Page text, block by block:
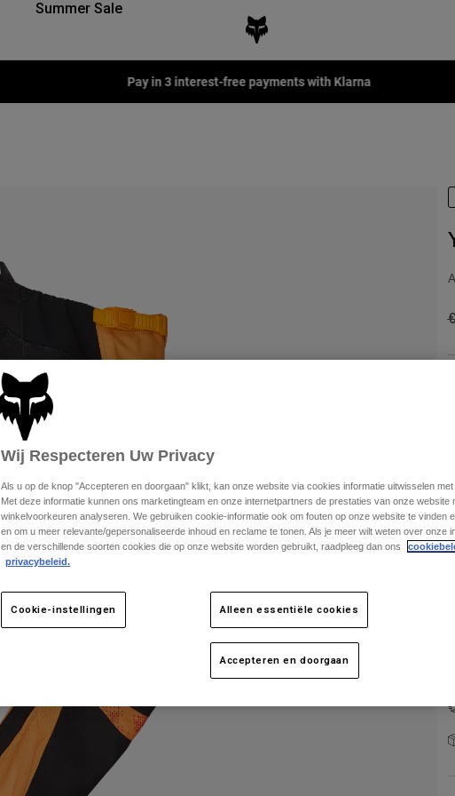
Summer Sale
Pay in 3 interest-free payments with Klarna
Wij Respecteren Uw Privacy
Als u op de knop "Accepteren en doorgaan" klikt, kan onze website via cookies informatie uitwisselen
Met deze informatie kunnen ons marketingteam en onze internetpartners de prestaties van onze website
winkelvoorkeuren analyseren. We gebruiken cookie-informatie ook om fouten op onze website te vinden
en om u meer relevante/gepersonaliseerde inhoud en reclame te tonen. Als je meer wilt weten over onze
en de verschillende soorten cookies die op onze website worden gebruikt, raadpleeg dan ons
privacybeleid.
Cookie-instellingen Alleen essentiële cookies
Accepteren en doorgaan